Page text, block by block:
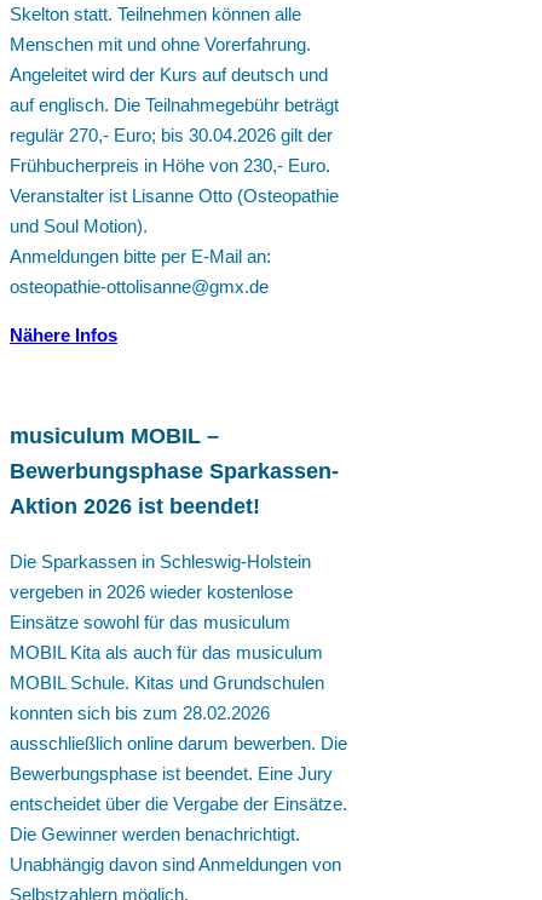
Skelton statt. Teilnehmen können alle
Menschen mit und ohne Vorerfahrung.
Angeleitet wird der Kurs auf deutsch und
auf englisch. Die Teilnahmegebühr beträgt
regulär 270,- Euro; bis 30.04.2026 gilt der
Frühbucherpreis in Höhe von 230,- Euro.
Veranstalter ist Lisanne Otto (Osteopathie
und Soul Motion).
Anmeldungen bitte per E-Mail an:
osteopathie-ottolisanne@gmx.de
Nähere Infos
musiculum MOBIL –
Bewerbungsphase Sparkassen-
Aktion 2026 ist beendet!
Die Sparkassen in Schleswig-Holstein
vergeben in 2026 wieder kostenlose
Einsätze sowohl für das musiculum
MOBIL Kita als auch für das musiculum
MOBIL Schule. Kitas und Grundschulen
konnten sich bis zum 28.02.2026
ausschließlich online darum bewerben. Die
Bewerbungsphase ist beendet. Eine Jury
entscheidet über die Vergabe der Einsätze.
Die Gewinner werden benachrichtigt.
Unabhängig davon sind Anmeldungen von
Selbstzahlern möglich.